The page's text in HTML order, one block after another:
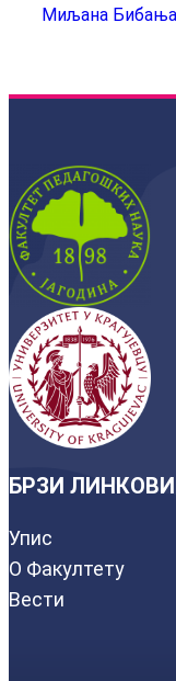
Миљана Бибања
БРЗИ ЛИНКОВИ
Упис
О Факултету
Вести